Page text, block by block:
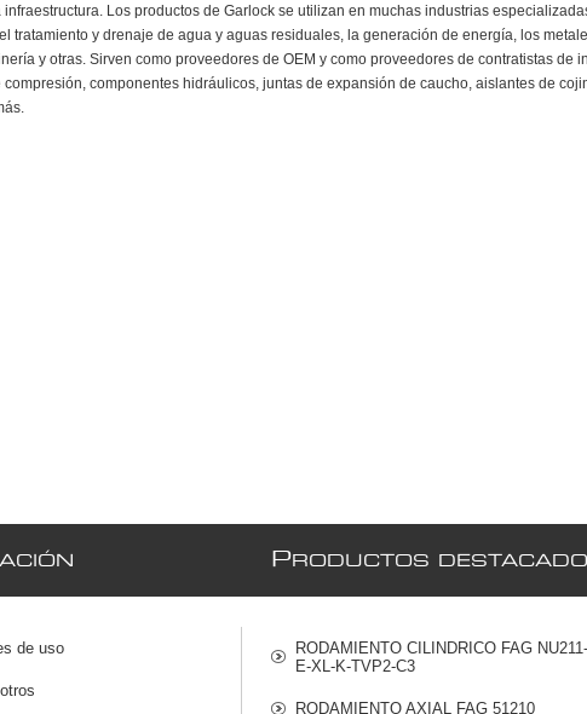
Los productos de Garlock se utilizan en muchas industrias
tratamiento y drenaje de agua y aguas residuales, la generación de energía, los
y otras. Sirven como proveedores de OEM y como proveedores de contratistas de
componentes hidráulicos, juntas de expansión de caucho, aislantes de
de uso
PRODUCTOS
RODAMIENTO CILINDRICO FAG NU211-
E-XL-K-TVP2-C3
RODAMIENTO AXIAL FAG 51210